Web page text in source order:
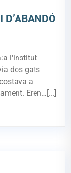
D’ABANDÓ
l'institut
dos gats
a
Eren…[...]